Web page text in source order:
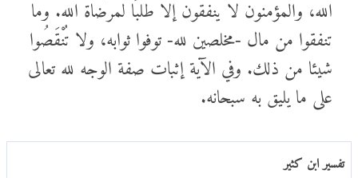
تنفقوا من مال -مخلصين لله- توفوا ثوابه، ولا تُنْقَصُوا
شيئا من ذلك. وفي الآية إثبات صفة الوجه لله تعالى
على ما يليق به سبحانه.
تفسير ابن كثير